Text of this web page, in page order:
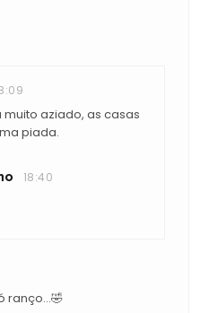
muito aziado, as casas
piada.
18:40
ranço...🤣